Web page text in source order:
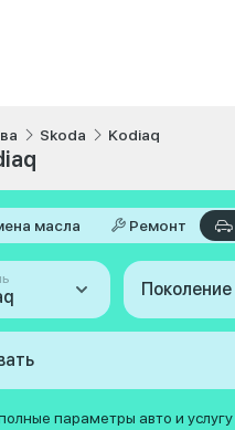
Skoda Kodiaq
масла Ремонт
Поколение
параметры авто и услугу